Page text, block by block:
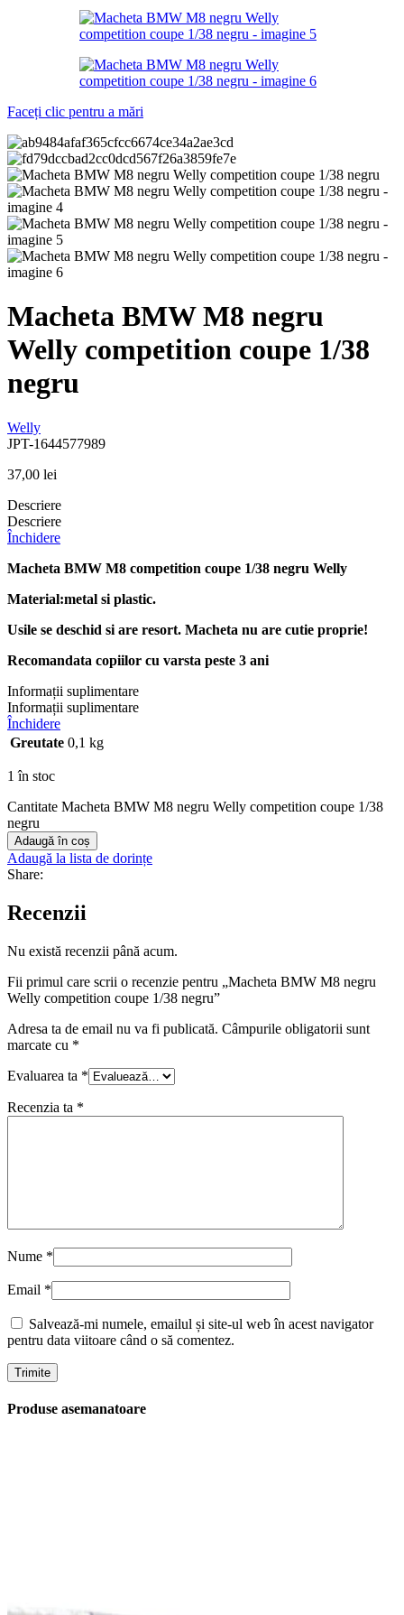
Faceți clic pentru a mări
Macheta BMW M8 negru
Welly competition coupe 1/38
negru
Welly
JPT-1644577989
37,00 lei
Descriere
Descriere
Închidere
Macheta BMW M8 competition coupe 1/38 negru Welly
Material:metal si plastic.
Usile se deschid si are resort. Macheta nu are cutie proprie!
Recomandata copiilor cu varsta peste 3 ani
Informații suplimentare
Informații suplimentare
Închidere
Greutate 0,1 kg
1 în stoc
Cantitate Macheta BMW M8 negru Welly competition coupe 1/38
negru
Adaugă în coș
Adaugă la lista de dorințe
Share:
Recenzii
Nu există recenzii până acum.
Fii primul care scrii o recenzie pentru „Macheta BMW M8 negru
Welly competition coupe 1/38 negru”
Adresa ta de email nu va fi publicată. Câmpurile obligatorii sunt
marcate cu *
Evaluarea ta *
Recenzia ta *
Nume *
Email *
Salvează-mi numele, emailul și site-ul web în acest navigator
pentru data viitoare când o să comentez.
Produse asemanatoare